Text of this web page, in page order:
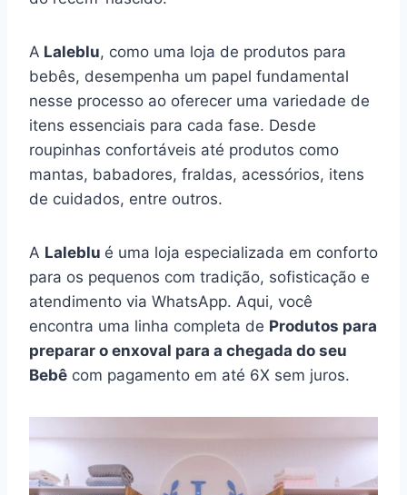
A Laleblu, como uma loja de produtos para
bebês, desempenha um papel fundamental
nesse processo ao oferecer uma variedade de
itens essenciais para cada fase. Desde
roupinhas confortáveis até produtos como
mantas, babadores, fraldas, acessórios, itens
de cuidados, entre outros.
A Laleblu é uma loja especializada em conforto
para os pequenos com tradição, sofisticação e
atendimento via WhatsApp. Aqui, você
encontra uma linha completa de Produtos para
preparar o enxoval para a chegada do seu
Bebê com pagamento em até 6X sem juros.